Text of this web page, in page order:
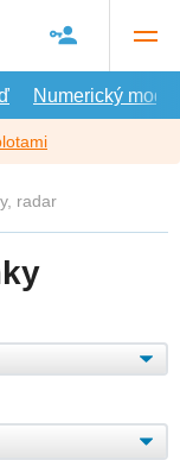
Numerický model
radar